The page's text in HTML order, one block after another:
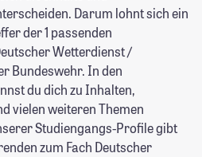
Darum lohnt sich ein
der 1 passenden
Wetterdienst /
Bundeswehr. In den
du dich zu Inhalten,
vielen weiteren Themen
Studiengangs-Profile gibt
zum Fach Deutscher